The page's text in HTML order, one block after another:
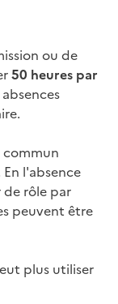
ou de
50 heures par
absences
commun
l'absence
de rôle par
peuvent être
plus utiliser